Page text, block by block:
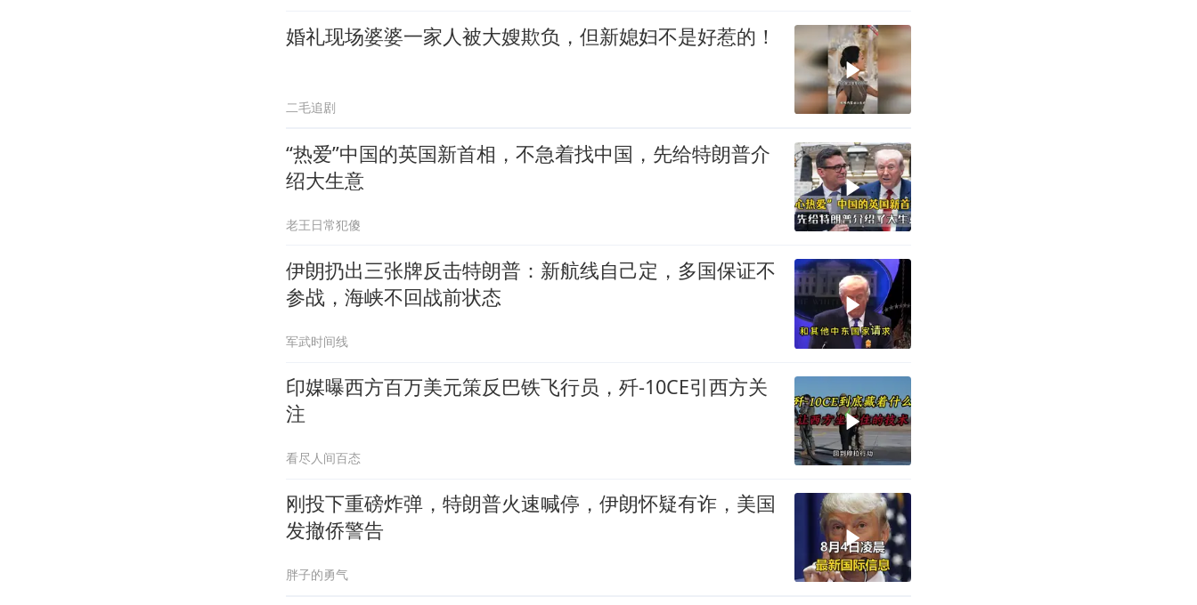
婚礼现场婆婆一家人被大嫂欺负，但新媳妇不是好惹的！
二毛追剧
“热爱”中国的英国新首相，不急着找中国，先给特朗普介
绍大生意
老王日常犯傻
伊朗扔出三张牌反击特朗普：新航线自己定，多国保证不
参战，海峡不回战前状态
军武时间线
印媒曝西方百万美元策反巴铁飞行员，歼-10CE引西方关
注
看尽人间百态
刚投下重磅炸弹，特朗普火速喊停，伊朗怀疑有诈，美国
发撤侨警告
胖子的勇气